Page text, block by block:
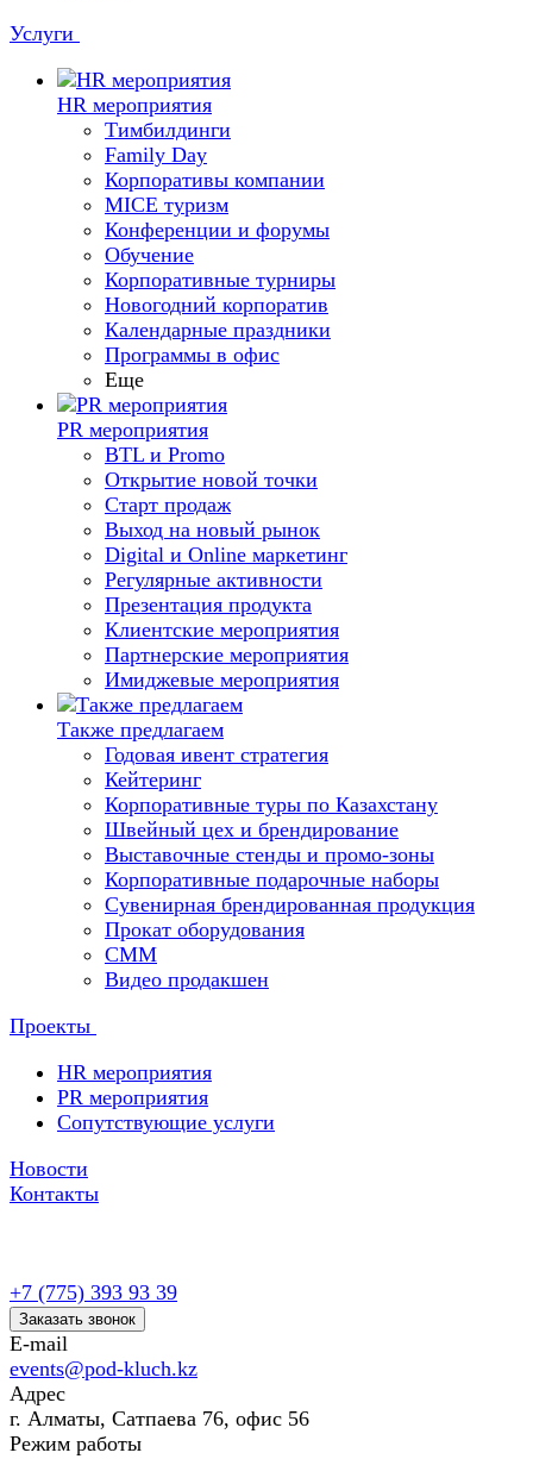
Услуги
HR мероприятия
Тимбилдинги
Family Day
Корпоративы компании
MICE туризм
Конференции и форумы
Обучение
Корпоративные турниры
Новогодний корпоратив
Календарные праздники
Программы в офис
Еще
PR мероприятия
BTL и Promo
Открытие новой точки
Старт продаж
Выход на новый рынок
Digital и Online маркетинг
Регулярные активности
Презентация продукта
Клиентские мероприятия
Партнерские мероприятия
Имиджевые мероприятия
Также предлагаем
Годовая ивент стратегия
Кейтеринг
Корпоративные туры по Казахстану
Швейный цех и брендирование
Выставочные стенды и промо-зоны
Корпоративные подарочные наборы
Сувенирная брендированная продукция
Прокат оборудования
СММ
Видео продакшен
Проекты
HR мероприятия
PR мероприятия
Сопутствующие услуги
Новости
Контакты
+7 (775) 393 93 39
Заказать звонок
E-mail
events@pod-kluch.kz
Адрес
г. Алматы, Сатпаева 76, офис 56
Режим работы